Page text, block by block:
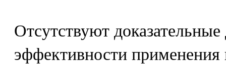
Отсутствуют
эффективности